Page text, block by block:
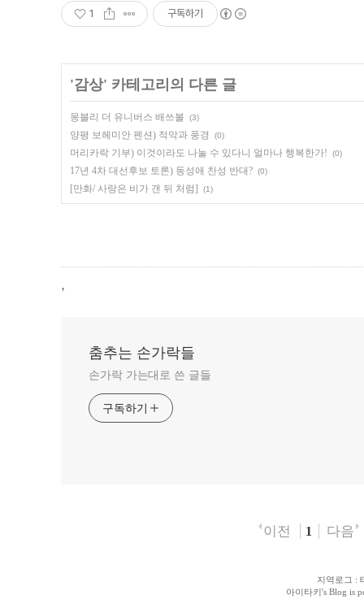
1 구독하기
'감상' 카테고리의 다른 글
몽블리 더 유니버스 배쓰볼 (3)
양평 보헤미안 펜션) 적막과 풍경 (0)
머리카락 기부) 이것이라도 나눌 수 있다니 얼마나 행복한가! (0)
17년 4차 대선후보 토론) 동성애 찬성 반대? (0)
[만화/ 사랑은 비가 갠 뒤 처럼] (1)
,
춤추는 손가락들
손가락 가는대로 쓴 글들
구독하기
이전 1 다음
지역로그 :
아이타키 's Blog is